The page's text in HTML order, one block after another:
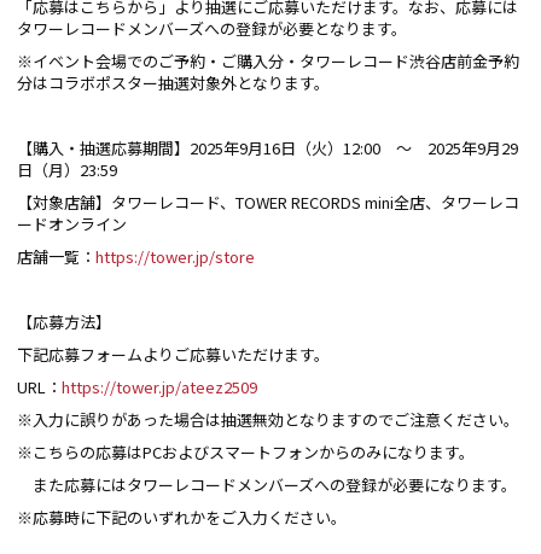
「応募はこちらから」より抽選にご応募いただけます。なお、応募には
タワーレコードメンバーズへの登録が必要となります。
※イベント会場でのご予約・ご購入分・タワーレコード渋谷店前金予約
分はコラボポスター抽選対象外となります。
【購入・抽選応募期間】2025年9月16日（火）12:00 ～ 2025年9月29
日（月）23:59
【対象店舗】タワーレコード、TOWER RECORDS mini全店、タワーレコ
ードオンライン
店舗一覧： https://tower.jp/store
【応募方法】
下記応募フォームよりご応募いただけます。
URL： https://tower.jp/ateez2509
※入力に誤りがあった場合は抽選無効となりますのでご注意ください。
※こちらの応募はPCおよびスマートフォンからのみになります。
また応募にはタワーレコードメンバーズへの登録が必要になります。
※応募時に下記のいずれかをご入力ください。